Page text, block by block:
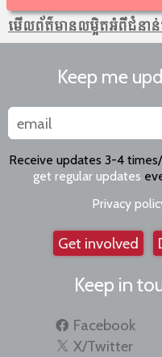
មើលព័ត៌មាន​លម្អិតអំពីជំនា
Keep me
Receive updates 3-4
get regular updates
Privacy
Get involved
Keep in
Facebook
X/Twitter